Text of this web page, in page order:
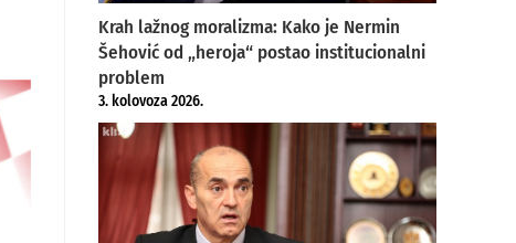
Krah lažnog moralizma: Kako je Nermin
Šehović od „heroja“ postao institucionalni
problem
3. kolovoza 2026.